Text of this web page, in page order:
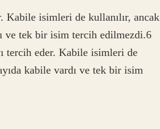
Kabile isimleri de kullanılır, ancak
ve tek bir isim tercih edilmezdi.6
tercih eder. Kabile isimleri de
kabile vardı ve tek bir isim